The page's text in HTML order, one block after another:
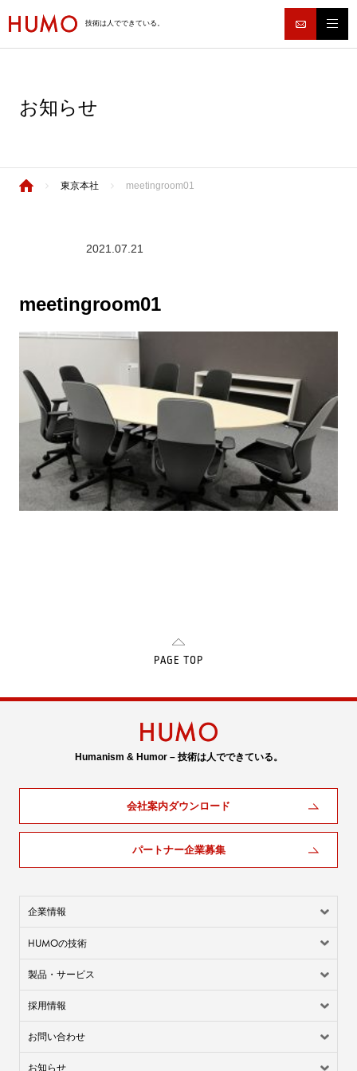
技術は人でできている。
お知らせ
東京本社 meetingroom01
2021.07.21
meetingroom01
PAGE TOP
Humanism & Humor – 技術は人でできている。
会社案内ダウンロード
パートナー企業募集
企業情報
HUMOの技術
製品・サービス
採用情報
お問い合わせ
お知らせ